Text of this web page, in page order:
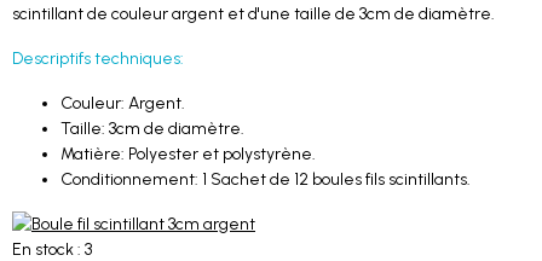
scintillant de couleur argent et d'une taille de 3cm de diamètre.
Descriptifs techniques:
Couleur: Argent.
Taille: 3cm de diamètre.
Matière: Polyester et polystyrène.
Conditionnement: 1 Sachet de 12 boules fils scintillants.
En stock : 3